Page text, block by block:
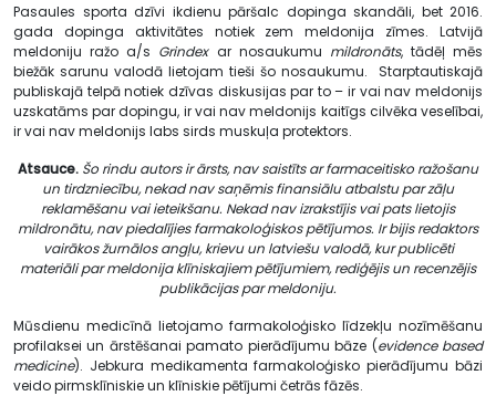
Pasaules sporta dzīvi ikdienu pāršalc dopinga skandāli, bet 2016.
gada dopinga aktivitātes notiek zem meldonija zīmes. Latvijā
meldoniju ražo a/s Grindexar nosaukumu mildronāts, tādēļ mēs
biežāk sarunu valodā lietojam tieši šo nosaukumu. Starptautiskajā
publiskajā telpā notiek dzīvas diskusijas par to – ir vai nav meldonijs
uzskatāms par dopingu, ir vai nav meldonijs kaitīgs cilvēka veselībai,
ir vai nav meldonijs labs sirds muskuļa protektors.
Atsauce. Šo rindu autors ir ārsts, nav saistīts ar farmaceitisko ražošanu
un tirdzniecību, nekad nav saņēmis finansiālu atbalstu par zāļu
reklamēšanu vai ieteikšanu. Nekad nav izrakstījis vai pats lietojis
mildronātu, nav piedalījies farmakoloģiskos pētījumos. Ir bijis redaktors
vairākos žurnālos angļu, krievu un latviešu valodā, kur publicēti
materiāli par meldonija klīniskajiem pētījumiem, rediģējis un recenzējis
publikācijas par meldoniju.
Mūsdienu medicīnā lietojamo farmakoloģisko līdzekļu nozīmēšanu
profilaksei un ārstēšanai pamato pierādījumu bāze (evidence based
medicine). Jebkura medikamenta farmakoloģisko pierādījumu bāzi
veido pirmsklīniskie un klīniskie pētījumi četrās fāzēs.